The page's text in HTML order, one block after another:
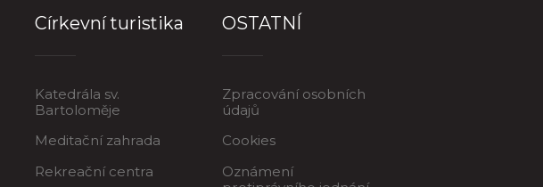
Církevní turistika
Katedrála sv.
Bartoloměje
Meditační zahrada
Rekreační centra
OSTATNÍ
Zpracování osobních
údajů
Cookies
Oznámení